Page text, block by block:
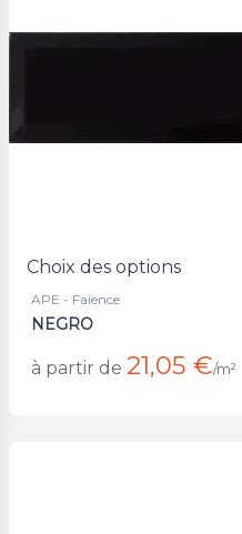
Choix des options
APE - Faience
NEGRO
à partir de 21,05 €/m²